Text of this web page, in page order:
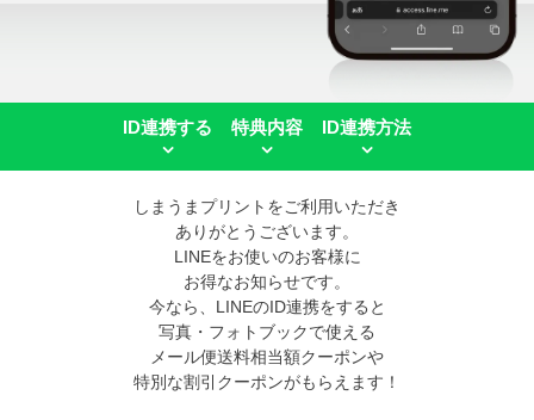
ID連携する 特典内容 ID連携方法
しまうまプリントをご利用いただき
ありがとうございます。
LINEをお使いのお客様に
お得なお知らせです。
今なら、LINEのID連携をすると
写真・フォトブックで使える
メール便送料相当額クーポンや
特別な割引クーポンがもらえます！